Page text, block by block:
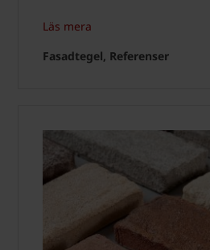
Läs mera
Fasadtegel, Referenser